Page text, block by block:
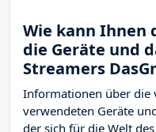
Wie kann
die Geräte und
Streamers
Informationen über die
verwendeten Geräte
der sich für die Welt